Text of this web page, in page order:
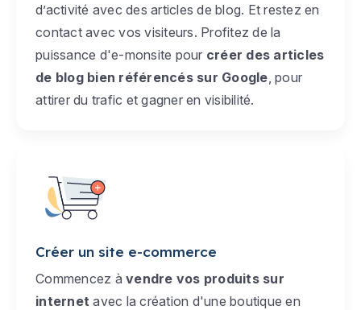
d’activité avec des articles de blog. Et restez en
contact avec vos visiteurs. Profitez de la
puissance d'e-monsite pour créer des articles
de blog bien référencés sur Google , pour
attirer du trafic et gagner en visibilité.
Créer un site e-commerce
Commencez à vendre vos produits sur
internet avec la création d'une boutique en